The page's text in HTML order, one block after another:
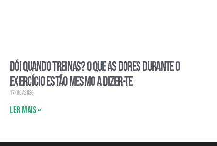
Dói quando treinas? O que as dores durante o
exercício estão mesmo a dizer-te
17/06/2026
Ler mais »